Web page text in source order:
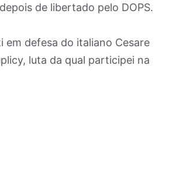
de libertado pelo DOPS.
defesa do italiano Cesare
luta da qual participei na